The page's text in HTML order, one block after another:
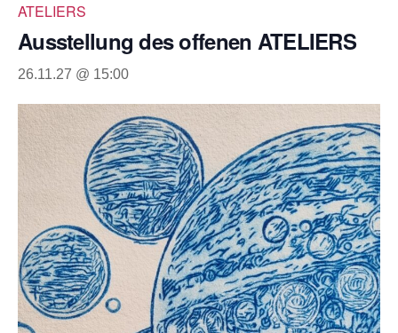
ATELIERS
Ausstellung des offenen ATELIERS
26.11.27 @ 15:00